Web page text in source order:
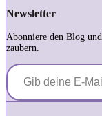
Newsletter
Abonniere den Blog
zaubern.
Gib deine E-Mail-Adresse ein ...